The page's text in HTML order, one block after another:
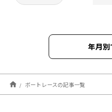
年月別
2026年08月
2026年07月
ボートレースの記事一覧